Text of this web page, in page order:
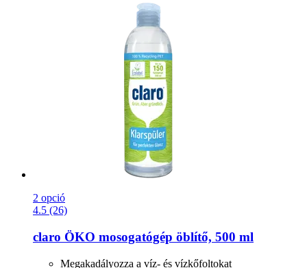
2 opció
4.5 (26)
claro ÖKO mosogatógép öblítő, 500 ml
Megakadályozza a víz- és vízkőfoltokat